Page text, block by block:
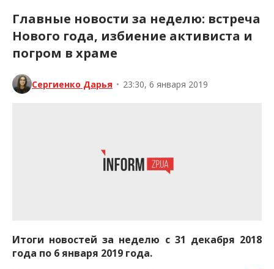
Главные новости за неделю: встреча
Нового года, избиение активиста и
погром в храме
Сергиенко Дарья • 23:30, 6 января 2019
Итоги новостей за неделю с 31 декабря 2018
года по 6 января 2019 года.